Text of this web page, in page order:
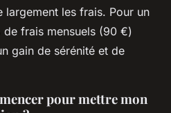
largement les frais. Pour un
frais mensuels (90 €)
gain de sérénité et de
pour mettre mon